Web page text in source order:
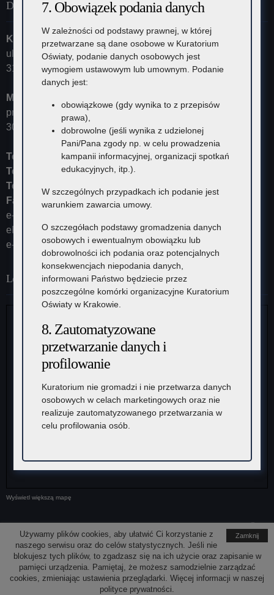
Dane kontaktowe
Kuratorium Oświaty w Krakowie
ul. Szlak 73
31-153 Kraków
Małopolski Kurator Oświaty
przyjmuje ul. Kazimierza Morawskiego 5,
30-102 Kraków
Tel:
12 448-11-10
Tel:
12 448-11-15
Tel:
Fax:
12 448-11-62
e-mail:
ePUAP (adres skrytki): /KOKrakow/skrytka
e-Doręczenia: AE:PL-23387-37626-IRHSW-19
Lokalizacja
Wyświetl większą mapę
Media społecznościowe
Kuratorium Oświaty w Krakowie Deklaracja dostępności
7. Obowiązek podania danych
W zależności od podstawy prawnej, w której
przetwarzane są dane osobowe w Kuratorium
Oświaty, podanie danych osobowych jest
wymogiem ustawowym lub umownym. Podanie
danych jest:
obowiązkowe (gdy wynika to z przepisów
prawa),
dobrowolne (jeśli wynika z udzielonej
Pani/Pana zgody np. w celu prowadzenia
kampanii informacyjnej, organizacji spotkań
edukacyjnych, itp.).
W szczególnych przypadkach ich podanie jest
warunkiem zawarcia umowy.
O szczegółach podstawy gromadzenia danych
osobowych i ewentualnym obowiązku lub
dobrowolności ich podania oraz potencjalnych
konsekwencjach niepodania danych,
informowani Państwo będziecie przez
poszczególne komórki organizacyjne Kuratorium
Oświaty w Krakowie.
8. Zautomatyzowane
przetwarzanie danych i
profilowanie
Kuratorium nie gromadzi i nie przetwarza danych
osobowych w celach marketingowych oraz nie
realizuje zautomatyzowanego przetwarzania w
celu profilowania osób.
Zamknij
Używamy plików cookies, aby ułatwić Ci korzystanie z
naszego serwisu oraz do celów statystycznych. Jeśli nie
blokujesz tych plików, to zgadzasz się na ich użycie oraz zapisanie w
pamięci urządzenia. Pamiętaj, że możesz samodzielnie zarządzać
cookies, zmieniając ustawienia przeglądarki. Więcej informacji w naszej
polityce prywatności.